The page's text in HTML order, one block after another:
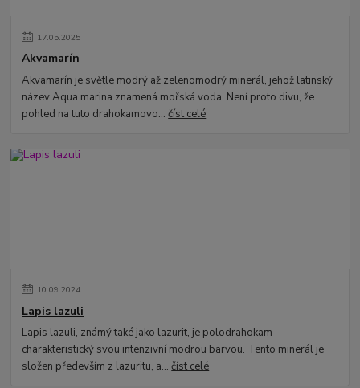
17.05.2025
Akvamarín
Akvamarín je světle modrý až zelenomodrý minerál, jehož latinský
název Aqua marina znamená mořská voda. Není proto divu, že
pohled na tuto drahokamovo...číst celé
10.09.2024
Lapis lazuli
Lapis lazuli, známý také jako lazurit, je polodrahokam
charakteristický svou intenzivní modrou barvou. Tento minerál je
složen především z lazuritu, a...číst celé